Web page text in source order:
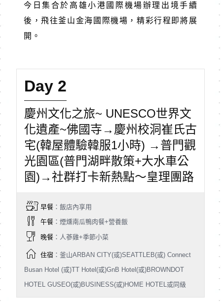
今日集合於高雄小港國際機場辦理出境手續
後，飛往釜山金海國際機場，精彩行程即將展
開。
Day 2
慶州文化之旅~ UNESCO世界文
化遺產~佛國寺→慶州校洞崔氏古
宅(韓屋體驗韓服1小時) →普門觀
光園區(普門湖畔散策+大水車公
園)→社群打卡新熱點～皇理團路
早餐：飯店內享用
午餐：煙燻南瓜鴨肉餐+營養飯
晚餐：人蔘雞+季節小菜
住宿：釜山ARBAN CITY(或)SEATTLEB(或) Connect
Busan Hotel (或)TT Hotel(或)GnB Hotel(或)BROWNDOT
HOTEL GUSEO(或)BUSINESS(或)HOME HOTEL或同級